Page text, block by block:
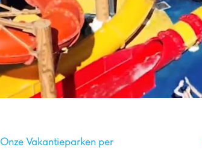
Onze Vakantieparken per